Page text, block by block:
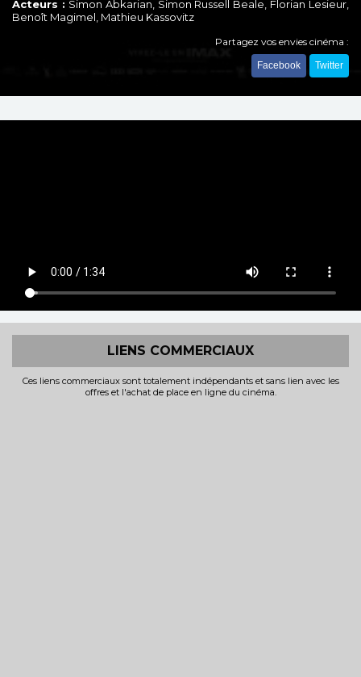
Acteurs : Simon Abkarian, Simon Russell Beale, Florian Lesieur,
Benoît Magimel, Mathieu Kassovitz
Partagez vos envies cinéma :
Facebook Twitter
LIENS COMMERCIAUX
Ces liens commerciaux sont totalement indépendants et sans lien avec les
offres et l'achat de place en ligne du cinéma.